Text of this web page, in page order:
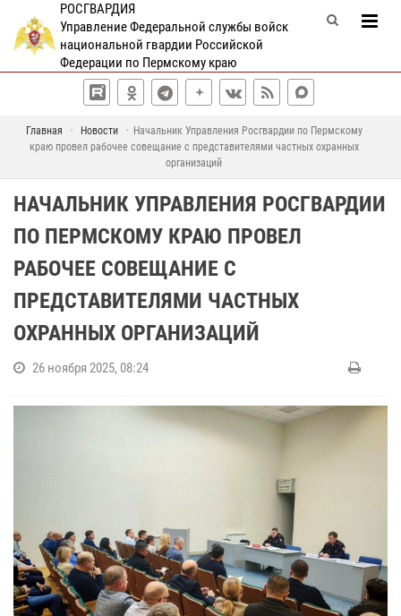
РОСГВАРДИЯ
Управление Федеральной службы войск
национальной гвардии Российской
Федерации по Пермскому краю
Главная Новости
Начальник Управления Росгвардии по Пермскому
краю провел рабочее совещание с представителями частных охранных
организаций
НАЧАЛЬНИК УПРАВЛЕНИЯ РОСГВАРДИИ
ПО ПЕРМСКОМУ КРАЮ ПРОВЕЛ
РАБОЧЕЕ СОВЕЩАНИЕ С
ПРЕДСТАВИТЕЛЯМИ ЧАСТНЫХ
ОХРАННЫХ ОРГАНИЗАЦИЙ
26 ноября 2025, 08:24